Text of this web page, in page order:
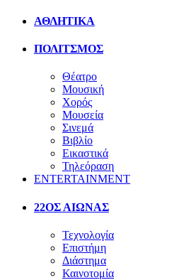
ΑΘΛΗΤΙΚΑ
ΠΟΛΙΤΣΜΟΣ
Θέατρο
Μουσική
Χορός
Μουσεία
Σινεμά
Βιβλίο
Εικαστικά
Τηλεόραση
ENTERTAINMENT
22ΟΣ ΑΙΩΝΑΣ
Τεχνολογία
Επιστήμη
Διάστημα
Καινοτομία